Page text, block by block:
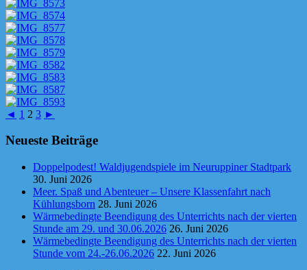
◄ 1 2 3 ►
Neueste Beiträge
Doppelpodest! Waldjugendspiele im Neuruppiner Stadtpark
30. Juni 2026
Meer. Spaß und Abenteuer – Unsere Klassenfahrt nach
Kühlungsborn 28. Juni 2026
Wärmebedingte Beendigung des Unterrichts nach der vierten
Stunde am 29. und 30.06.2026 26. Juni 2026
Wärmebedingte Beendigung des Unterrichts nach der vierten
Stunde vom 24.-26.06.2026 22. Juni 2026